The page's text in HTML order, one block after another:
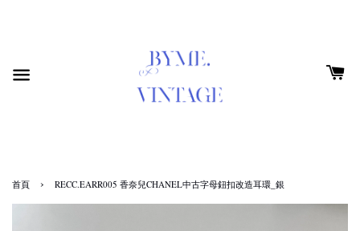
首頁 › RECC.EARR005 香奈兒CHANEL中古字母鈕扣改造耳環_銀